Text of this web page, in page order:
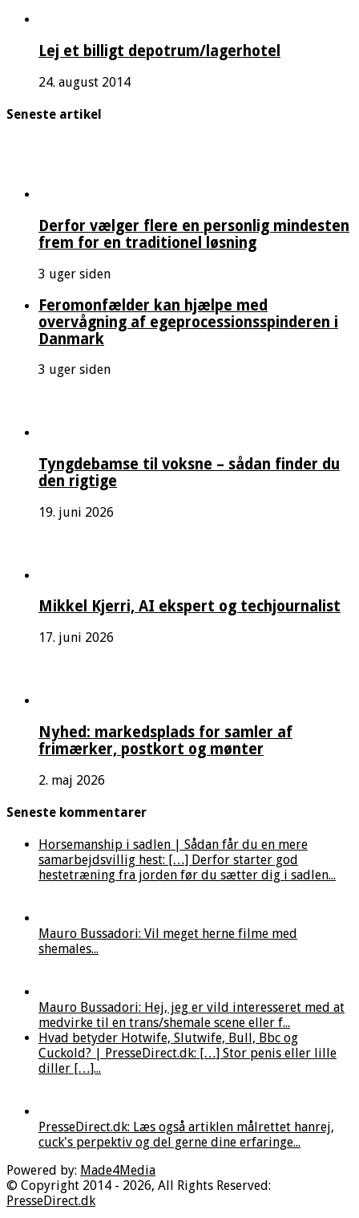
Lej et billigt depotrum/lagerhotel
24. august 2014
Seneste artikel
Derfor vælger flere en personlig mindesten
frem for en traditionel løsning
3 uger siden
Feromonfælder kan hjælpe med
overvågning af egeprocessionsspinderen i
Danmark
3 uger siden
Tyngdebamse til voksne – sådan finder du
den rigtige
19. juni 2026
Mikkel Kjerri, AI ekspert og techjournalist
17. juni 2026
Nyhed: markedsplads for samler af
frimærker, postkort og mønter
2. maj 2026
Seneste kommentarer
Horsemanship i sadlen | Sådan får du en mere
samarbejdsvillig hest: […] Derfor starter god
hestetræning fra jorden før du sætter dig i sadlen...
Mauro Bussadori: Vil meget herne filme med
shemales...
Mauro Bussadori: Hej, jeg er vild interesseret med at
medvirke til en trans/shemale scene eller f...
Hvad betyder Hotwife, Slutwife, Bull, Bbc og
Cuckold? | PresseDirect.dk: […] Stor penis eller lille
diller […]...
PresseDirect.dk: Læs også artiklen målrettet hanrej,
cuck's perpektiv og del gerne dine erfaringe...
Powered by: Made4Media
© Copyright 2014 - 2026, All Rights Reserved:
PresseDirect.dk